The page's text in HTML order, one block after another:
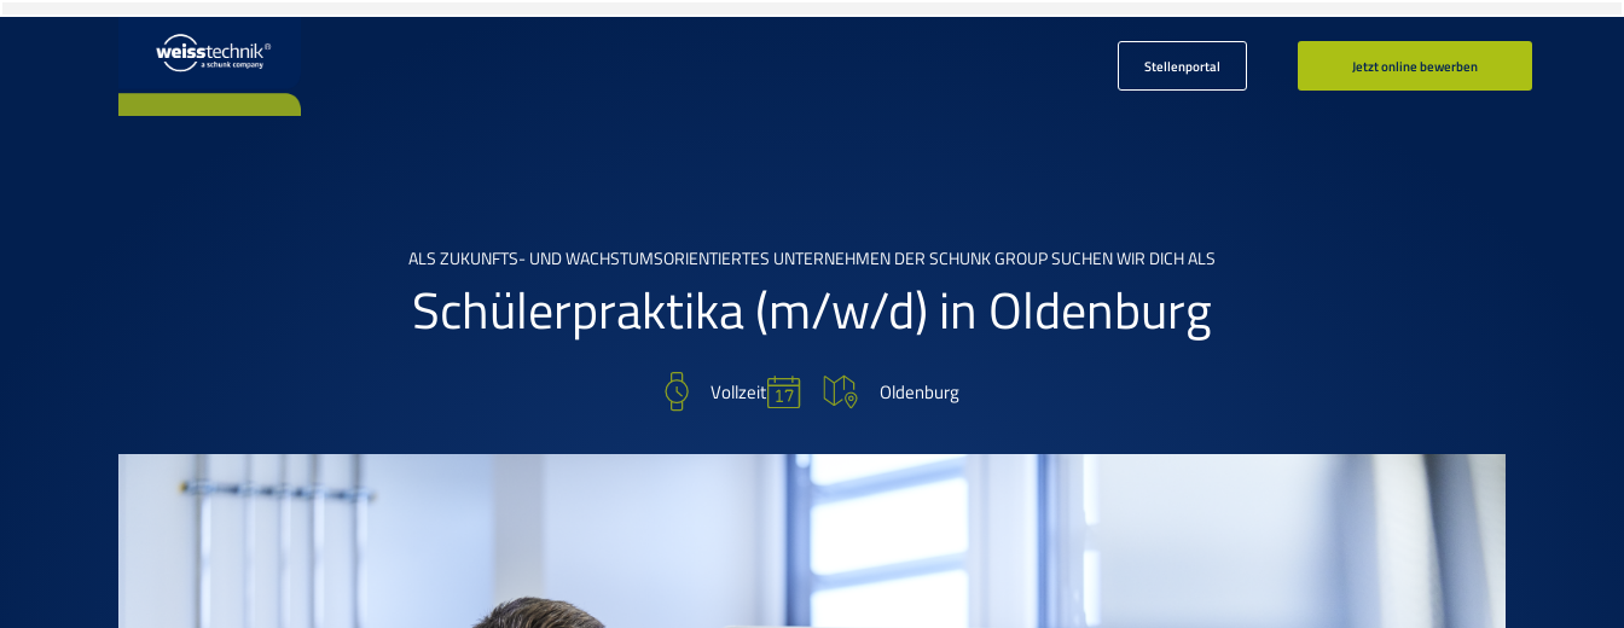
Stellenportal Jetzt online bewerben
ALS ZUKUNFTS- UND WACHSTUMSORIENTIERTES UNTERNEHMEN DER SCHUNK GROUP SUCHEN WIR DICH ALS
Schülerpraktika(m/w/d) in Oldenburg
Vollzeit Oldenburg